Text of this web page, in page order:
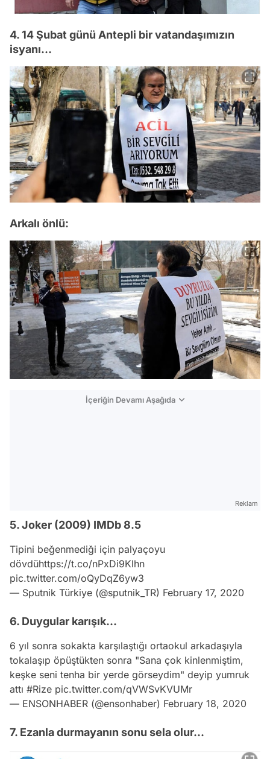
4. 14 Şubat günü Antepli bir vatandaşımızın
isyanı...
Arkalı önlü:
İçeriğin Devamı Aşağıda
Reklam
5. Joker (2009) IMDb 8.5
Tipini beğenmediği için palyaçoyu
dövdühttps://t.co/nPxDi9Klhn
pic.twitter.com/oQyDqZ6yw3
— Sputnik Türkiye (@sputnik_TR) February 17, 2020
6. Duygular karışık...
6 yıl sonra sokakta karşılaştığı ortaokul arkadaşıyla
tokalaşıp öpüştükten sonra "Sana çok kinlenmiştim,
keşke seni tenha bir yerde görseydim" deyip yumruk
attı #Rize pic.twitter.com/qVWSvKVUMr
— ENSONHABER (@ensonhaber) February 18, 2020
7. Ezanla durmayanın sonu sela olur...